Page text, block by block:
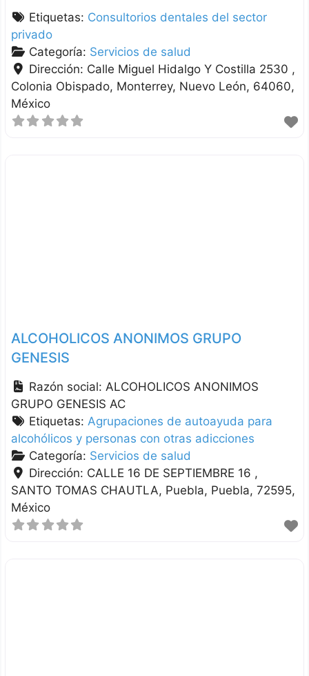
Etiquetas: Consultorios dentales del sector
privado
Categoría: Servicios de salud
Dirección: Calle Miguel Hidalgo Y Costilla 2530 ,
Colonia Obispado Monterrey Nuevo León 64060
México
ALCOHOLICOS ANONIMOS GRUPO
GENESIS
Razón social: ALCOHOLICOS ANONIMOS
GRUPO GENESIS AC
Etiquetas: Agrupaciones de autoayuda para
alcohólicos y personas con otras adicciones
Categoría: Servicios de salud
Dirección: CALLE 16 DE SEPTIEMBRE 16 ,
SANTO TOMAS CHAUTLA Puebla Puebla 72595
México